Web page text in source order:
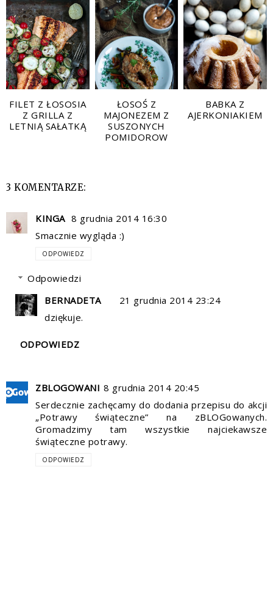
FILET Z ŁOSOSIA
Z GRILLA Z
LETNIĄ SAŁATKĄ
ŁOSOŚ Z
MAJONEZEM Z
SUSZONYCH
POMIDOROW
BABKA Z
AJERKONIAKIEM
3 KOMENTARZE:
KINGA 8 grudnia 2014 16:30
Smacznie wygląda :)
ODPOWIEDZ
Odpowiedzi
BERNADETA
21 grudnia 2014 23:24
dziękuje.
ODPOWIEDZ
ZBLOGOWANI 8 grudnia 2014 20:45
Serdecznie zachęcamy do dodania przepisu do akcji
„Potrawy świąteczne” na zBLOGowanych.
Gromadzimy tam wszystkie najciekawsze
świąteczne potrawy.
ODPOWIEDZ